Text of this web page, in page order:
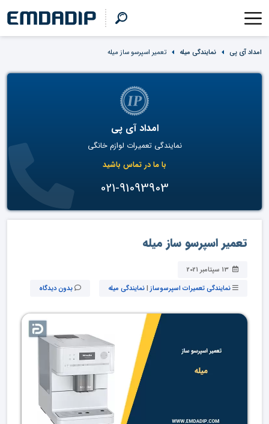
امداد آی پی نمایندگی میله تعمیر اسپرسو ساز میله
امداد آی پی
نمایندگی تعمیرات لوازم خانگی
با ما در تماس باشید
021-91093903
تعمیر اسپرسو ساز میله
نمایندگی تعمیرات اسپرسوساز |نمایندگی میله بدون دیدگاه